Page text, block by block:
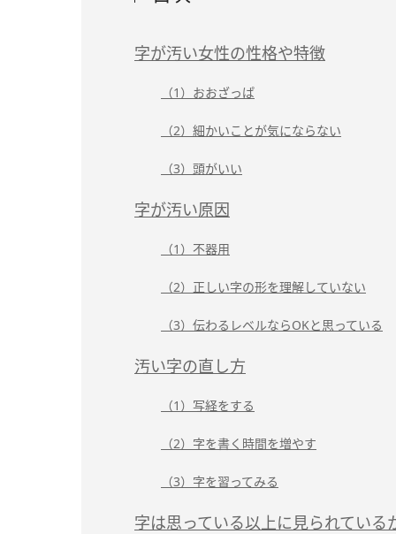
字が汚い女性の性格や特徴
（1）おおざっぱ
（2）細かいことが気にならない
（3）頭がいい
字が汚い原因
（1）不器用
（2）正しい字の形を理解していない
（3）伝わるレベルならOKと思っている
汚い字の直し方
（1）写経をする
（2）字を書く時間を増やす
（3）字を習ってみる
字は思っている以上に見られている